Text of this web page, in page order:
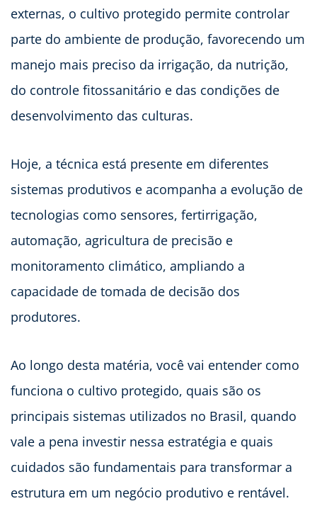
externas, o cultivo protegido permite controlar
parte do ambiente de produção, favorecendo um
manejo mais preciso da irrigação, da nutrição,
do controle fitossanitário e das condições de
desenvolvimento das culturas.
Hoje, a técnica está presente em diferentes
sistemas produtivos e acompanha a evolução de
tecnologias como sensores, fertirrigação,
automação, agricultura de precisão e
monitoramento climático, ampliando a
capacidade de tomada de decisão dos
produtores.
Ao longo desta matéria, você vai entender como
funciona o cultivo protegido, quais são os
principais sistemas utilizados no Brasil, quando
vale a pena investir nessa estratégia e quais
cuidados são fundamentais para transformar a
estrutura em um negócio produtivo e rentável.